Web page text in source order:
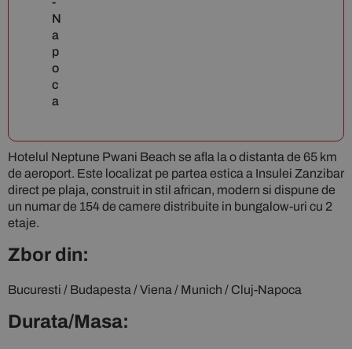
Hotelul Neptune Pwani Beach se afla la o distanta de 65 km
de aeroport. Este localizat pe partea estica a Insulei Zanzibar
direct pe plaja, construit in stil african, modern si dispune de
un numar de 154 de camere distribuite in bungalow-uri cu 2
etaje.
Zbor din:
Bucuresti / Budapesta / Viena / Munich / Cluj-Napoca
Durata/Masa:
N
a
p
o
c
a